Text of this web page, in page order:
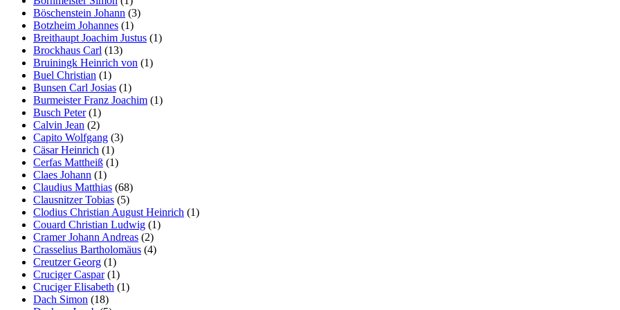
Böschenstein Johann (3)
Botzheim Johannes (1)
Breithaupt Joachim Justus (1)
Brockhaus Carl (13)
Bruiningk Heinrich von (1)
Buel Christian (1)
Bunsen Carl Josias (1)
Burmeister Franz Joachim (1)
Busch Peter(1)
Calvin Jean (2)
Capito Wolfgang (3)
Cäsar Heinrich (1)
Cerfas Mattheiß (1)
Claes Johann (1)
Claudius Matthias (68)
Clausnitzer Tobias (5)
Clodius Christian August Heinrich (1)
Couard Christian Ludwig (1)
Cramer Johann Andreas (2)
Crasselius Bartholomäus (4)
Creutzer Georg (1)
Cruciger Caspar(1)
Cruciger Elisabeth (1)
Dach Simon (18)